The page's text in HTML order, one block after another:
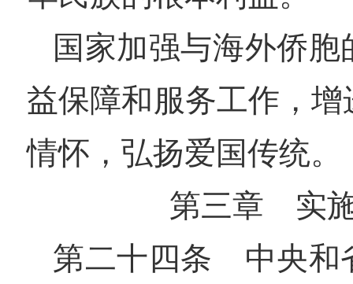
国家加强与海外侨
益保障和服务工作，
情怀，弘扬爱国传统。
第三章 实
第二十四条 中央和